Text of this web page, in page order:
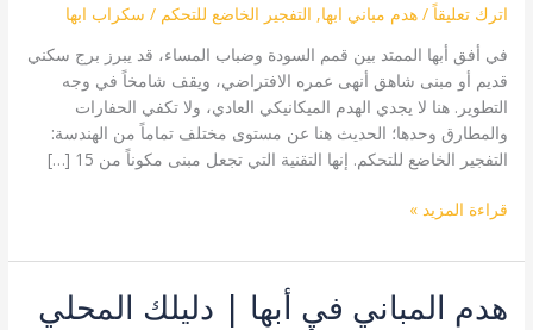
اترك تعليقاً /هدم مباني ابها, التفجير الخاضع للتحكم / سكراب ابها
في أفق أبها الممتد بين قمم السودة وضباب المساء، قد يبرز برج سكني
قديم أو مبنى شاهق أنهى عمره الافتراضي، ويقف شامخاً في وجه
التطوير. هنا لا يجدي الهدم الميكانيكي العادي، ولا تكفي الحفارات
والمطارق وحدها؛ الحديث هنا عن مستوى مختلف تماماً من الهندسة:
التفجير الخاضع للتحكم. إنها التقنية التي تجعل مبنى مكوناً من 15 […]
الخاضع
للتحكم
وأسرار
هدم
الأبراج
والمباني
العالية
عسير
قراءة المزيد »
هدم المباني في أبها | دليلك المحلي
المباني